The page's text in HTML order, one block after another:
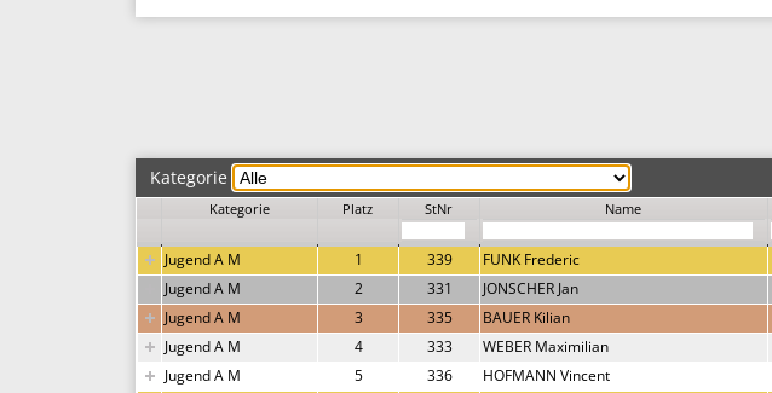
Kategorie
Kategorie Platz StNr Name
Jugend A M 1 339 FUNK Frederic
Jugend A M
2 331 JONSCHER Jan
Jugend A M
3 335 BAUER Kilian
Jugend A M
4 333 WEBER Maximilian
Jugend A M
5 336 HOFMANN Vincent